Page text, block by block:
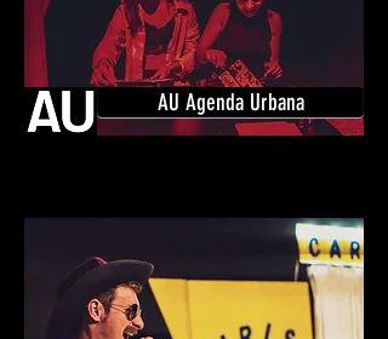
AU Agenda Urbana